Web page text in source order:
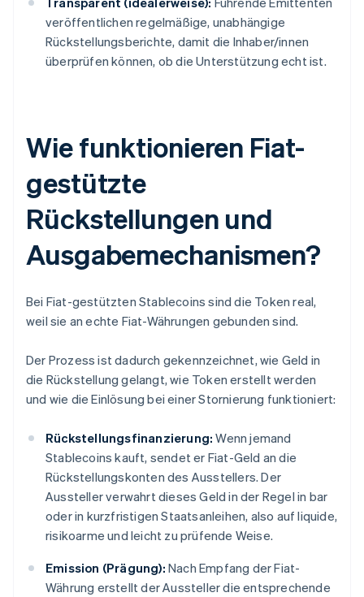
veröffentlichen regelmäßige, unabhängige
Rückstellungsberichte, damit die Inhaber/innen
überprüfen können, ob die Unterstützung echt ist.
Wie funktionieren Fiat-
gestützte
Rückstellungen und
Ausgabemechanismen?
Bei Fiat-gestützten Stablecoins sind die Token real,
weil sie an echte Fiat-Währungen gebunden sind.
Der Prozess ist dadurch gekennzeichnet, wie Geld in
die Rückstellung gelangt, wie Token erstellt werden
und wie die Einlösung bei einer Stornierung funktioniert:
Rückstellungsfinanzierung: Wenn jemand
Stablecoins kauft, sendet er Fiat-Geld an die
Rückstellungskonten des Ausstellers. Der
Aussteller verwahrt dieses Geld in der Regel in bar
oder in kurzfristigen Staatsanleihen, also auf liquide,
risikoarme und leicht zu prüfende Weise.
Emission (Prägung): Nach Empfang der Fiat-
Währung erstellt der Aussteller die entsprechende